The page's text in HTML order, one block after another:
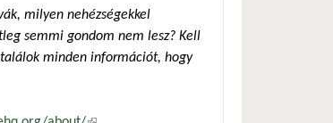
milyen nehézségekkel
semmi gondom nem lesz? Kell
minden információt, hogy